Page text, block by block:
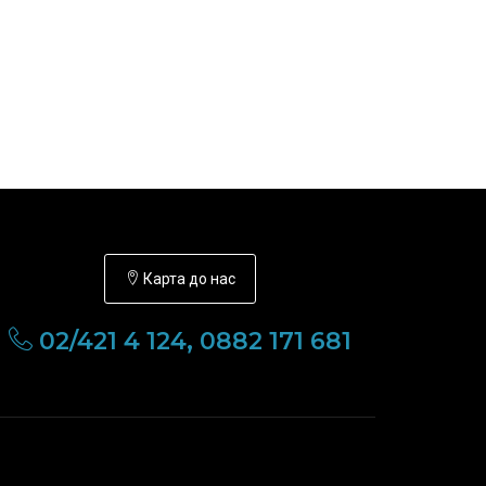
Карта до нас
02/421 4 124, 0882 171 681